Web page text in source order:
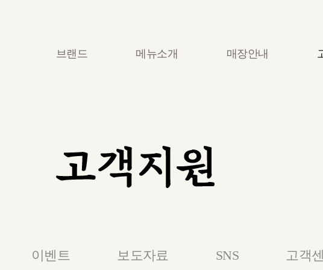
브랜드 메뉴소개 매장안내
이벤트 보도자료 SNS 고객